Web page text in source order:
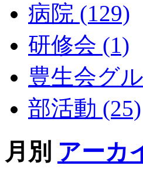
病院 (129)
研修会 (1)
豊生会グ
部活動 (25)
月別 アーカ